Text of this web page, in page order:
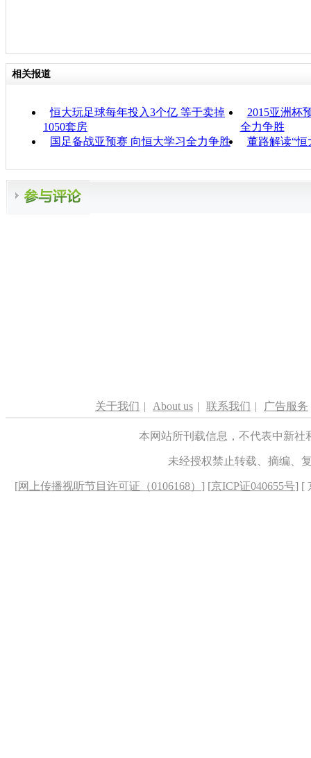
相关报道
恒大玩足球每年投入3个亿 等于卖掉
1050套房
2015亚洲杯
全力争胜
国足备战亚预赛 向恒大学习全力争胜
董路解读“恒
关于我们 | About us | 联系我们 | 广告服务
本网站所刊载信息，不代表中新
未经授权禁止转载、摘编、
[网上传播视听节目许可证（0106168） ] [京ICP证040655号] [